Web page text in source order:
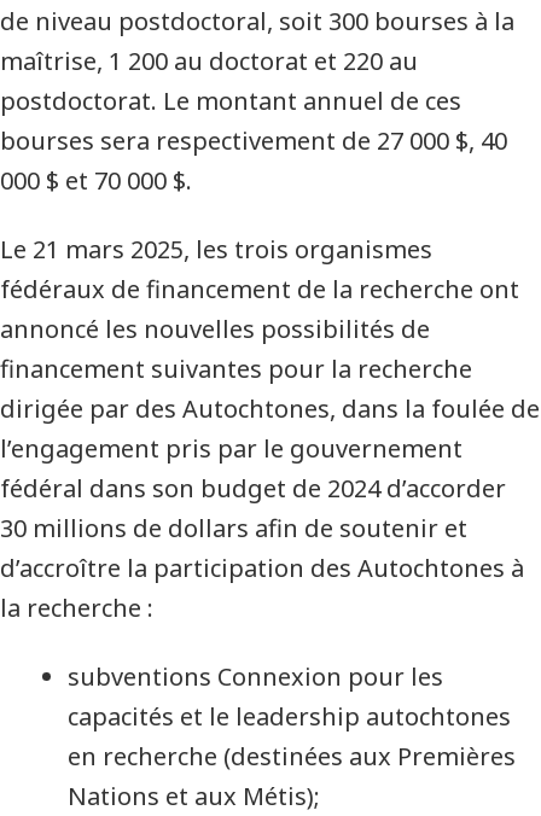
de niveau postdoctoral, soit 300 bourses à la
maîtrise, 1 200 au doctorat et 220 au
postdoctorat. Le montant annuel de ces
bourses sera respectivement de 27 000 $, 40
000 $ et 70 000 $.
Le 21 mars 2025, les trois organismes
fédéraux de financement de la recherche ont
annoncé les nouvelles possibilités de
financement suivantes pour la recherche
dirigée par des Autochtones, dans la foulée de
l’engagement pris par le gouvernement
fédéral dans son budget de 2024 d’accorder
30 millions de dollars afin de soutenir et
d’accroître la participation des Autochtones à
la recherche :
subventions Connexion pour les
capacités et le leadership autochtones
en recherche (destinées aux Premières
Nations et aux Métis);